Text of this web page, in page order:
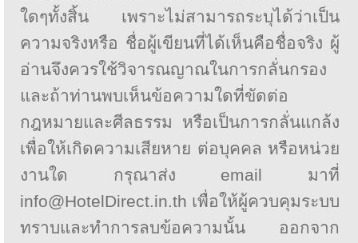
ใดๆทั้งสิ้น เพราะไม่สามารถระบุได้ว่าเป็น
ความจริงหรือ ชื่อผู้เขียนที่ได้เห็นคือชื่อจริง ผู้
อ่านจึงควรใช้วิจารณญาณในการกลั่นกรอง
และถ้าท่านพบเห็นข้อความใดที่ขัดต่อ
กฎหมายและศีลธรรม หรือเป็นการกลั่นแกล้ง
เพื่อให้เกิดความเสียหาย ต่อบุคคล หรือหน่วย
งานใด กรุณาส่ง email มาที่
info@HotelDirect.in.th เพื่อให้ผู้ควบคุมระบบ
ทราบและทำการลบข้อความนั้น ออกจาก